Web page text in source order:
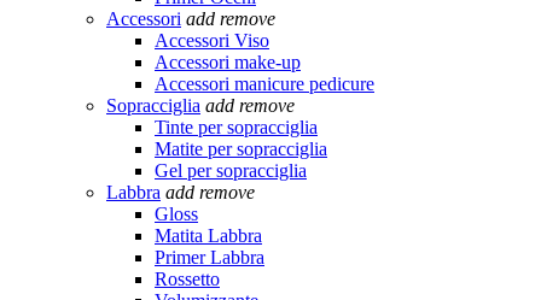
Accessori add remove
Accessori Viso
Accessori make-up
Accessori manicure pedicure
Sopracciglia add remove
Tinte per sopracciglia
Matite per sopracciglia
Gel per sopracciglia
Labbra add remove
Gloss
Matita Labbra
Primer Labbra
Rossetto